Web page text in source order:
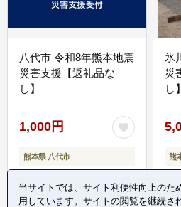
八代市 令和8年熊本地震
災害支援【返礼品な
し】
1,000円
熊本県 八代市
氷
災
し】
熊
当サイトでは、サイト利便性向上のた
用しています。サイトの閲覧を継続さ